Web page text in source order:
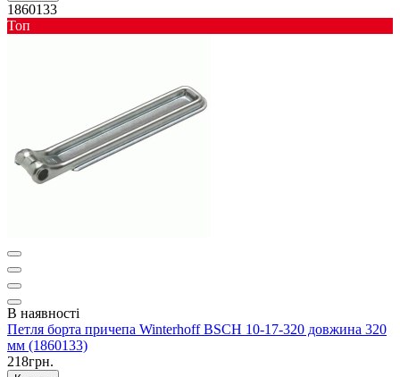
1860133
Toп
В наявності
Петля борта причепа Winterhoff BSCH 10-17-320 довжина 320
мм (1860133)
218грн.